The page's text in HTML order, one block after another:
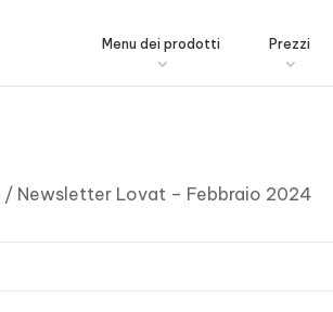
Menu dei prodotti Prezzi
/ Newsletter Lovat – Febbraio 2024